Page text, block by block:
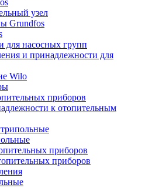
узел
Grundfos
для насосных групп
и принадлежности для
Wilo
приборов
к отопительным
приборов
приборов